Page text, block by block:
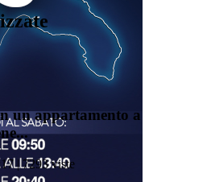
un appartamento a
| 7293 viste